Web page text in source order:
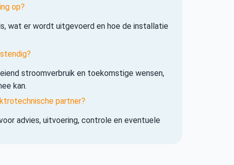
op?
wat er wordt uitgevoerd en hoe de installatie
stroomverbruik en toekomstige wensen,
kan.
partner?
advies, uitvoering, controle en eventuele